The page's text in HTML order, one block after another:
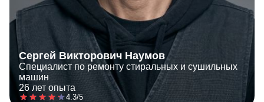
Сергей Викторович Наумов
Специалист по ремонту стиральных и сушильных
машин
26 лет опыта
4.3/5